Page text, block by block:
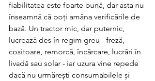
fiabilitatea este foarte bună, dar asta nu
înseamnă că poți amâna verificările de
bază. Un tractor mic, dar puternic,
lucrează des în regim greu - freză,
cositoare, remorcă, încărcare, lucrări în
livadă sau solar - iar uzura vine repede
dacă nu urmărești consumabilele și